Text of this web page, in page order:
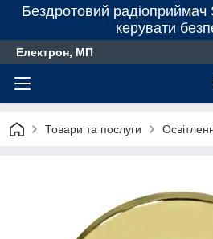
Бездротовий
керувати
Електрон, МП
Товари та послуги